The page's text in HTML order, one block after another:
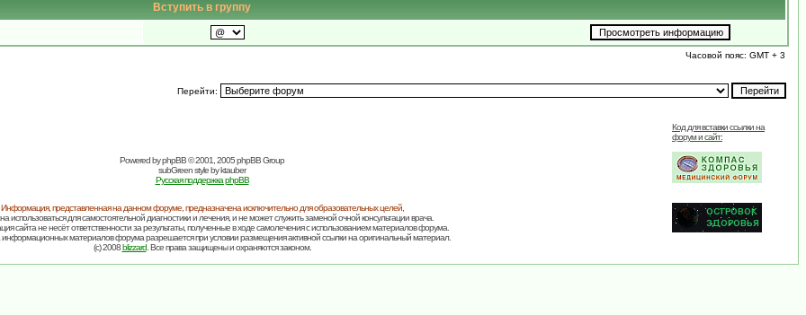
Вступить в группу
Часовой пояс: GMT + 3
Перейти:
Powered byphpBB© 2001, 2005 phpBB Group
subGreen style byktauber
Русская поддержка phpBB
Код для вставки ссылки на
форум и сайт:
Информация, представленная на данном форуме, предназначена исключительно для образовательных целей,
использоваться для самостоятельной диагностики и лечения, и не может служить заменой очной консультации врача.
сайта не несёт ответственности за результаты, полученные в ходе самолечения с использованием материалов форума.
информационных материалов форума разрешается при условии размещения активной ссылки на оригинальный материал.
(c) 2008blizzard. Все права защищены и охраняются законом.